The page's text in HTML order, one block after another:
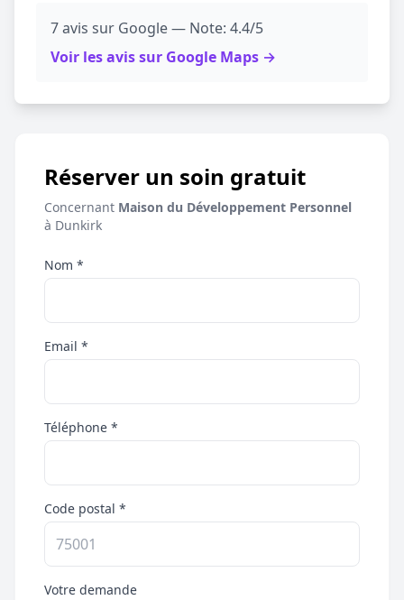
7 avis sur Google — Note: 4.4/5
Voir les avis sur Google Maps →
Réserver un soin gratuit
Concernant Maison du Développement Personnel
à Dunkirk
Nom *
Email *
Téléphone *
Code postal *
Votre demande